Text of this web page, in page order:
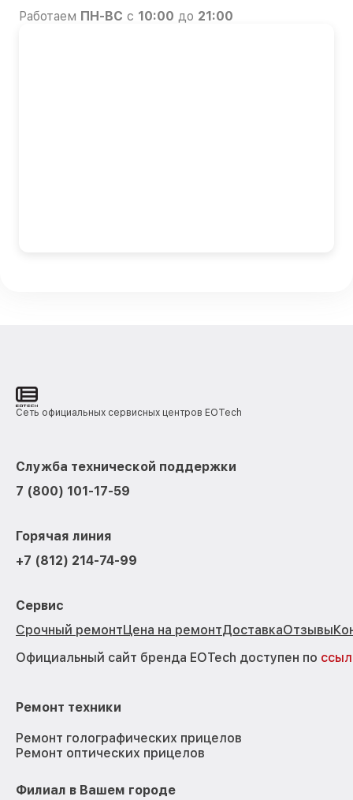
Работаем ПН-ВС с 10:00 до 21:00
Сеть официальных сервисных центров EOTech
Служба технической поддержки
7 (800) 101-17-59
Горячая линия
+7 (812) 214-74-99
Сервис
Срочный ремонтЦена на ремонтДоставкаОтзывы
Официальный сайт бренда EOTech доступен по
Ремонт техники
Ремонт голографических прицелов
Ремонт оптических прицелов
Филиал в Вашем городе